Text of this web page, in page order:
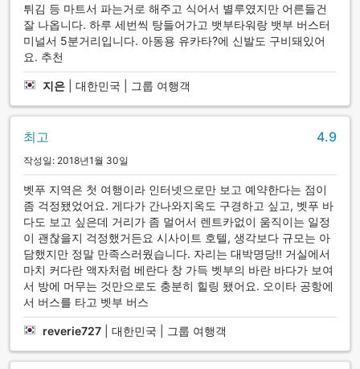
튀김 등 마트서 파는거로 해주고 식어서 별루였지만 어른들건
잘 나옵니다. 하루 세번씩 탕들어가고 뱃부타워랑 뱃부 버스터
미널서 5분거리입니다. 아동용 유카타?에 신발도 구비돼있어
요. 추천
지은 대한민국 | 그룹 여행객
최고 4.9
작성일: 2018년1월 30일
벳푸 지역은 첫 여행이라 인터넷으로만 보고 예약한다는 점이
좀 걱정됐었어요. 게다가 간나와지옥도 구경하고 싶고, 벳푸 바
다도 보고 싶은데 거리가 좀 멀어서 렌트카없이 움직이는 일정
이 괜찮을지 걱정했거든요 시사이트 호텔, 생각보다 규모는 아
담했지만 정말 만족스러웠습니다. 자리는 대박명당!! 거실에서
마치 커다란 액자처럼 베란다 창 가득 벳부의 바란 바다가 보여
서 방에 머무는 것만으로도 충분히 힐링 됐어요. 오이타 공항에
서 버스를 타고 벳부 버스
reverie727 대한민국 | 그룹 여행객